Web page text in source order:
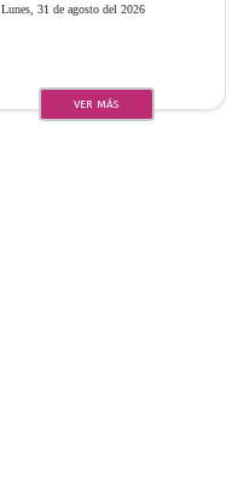
Lunes, 31 de agosto del 2026
VER MÁS